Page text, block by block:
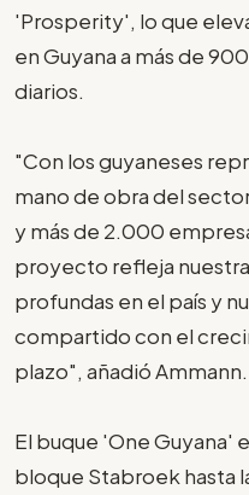
'Prosperity', lo que
en Guyana a más de
diarios.
"Con los guyaneses
mano de obra del
y más de 2.000
proyecto refleja
profundas en el país y
compartido con el
plazo", añadió Ammann.
El buque 'One Guyana'
bloque Stabroek hasta